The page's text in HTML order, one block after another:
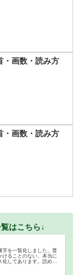
・画数・読み方
・画数・読み方
はこちら↓
字を一覧化しました。普
けることのない、本当に
してあります。読めな